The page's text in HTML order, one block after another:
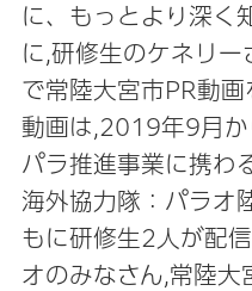
に、もっとより深く
に,研修生のケネリー
で常陸大宮市PR動画
動画は,2019年9月か
パラ推進事業に携わ
海外協力隊：パラオ
もに研修生2人が配
オのみなさん,常陸大